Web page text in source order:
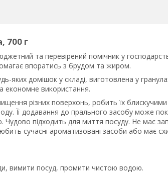
700 г
та перевірений помічник у
впоратись з брудом та жиром.
яких домішок у складі, виготовлена у
економне використання.
різних поверхонь, робить їх
Її додавання до прального засобу може
підходить для миття посуду. Не має
сучасні ароматизовані засоби або має
вимити посуд, промити чистою водою.